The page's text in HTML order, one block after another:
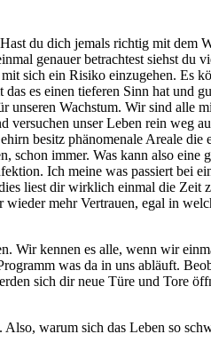
du dich jemals richtig mit dem
genauer betrachtest siehst du
sich ein Risiko einzugehen. Es
es einen tieferen Sinn hat und
unseren Wachstum. Wir sind alle
unser Leben rein weg
besitz phänomenale Areale die
immer. Was kann also eine
Ich meine was passiert bei
liest dir wirklich einmal die Zeit
mehr Vertrauen, egal in
Wir kennen es alle, wenn wir
was da in uns abläuft.
sich dir neue Türe und Tore
warum sich das Leben so